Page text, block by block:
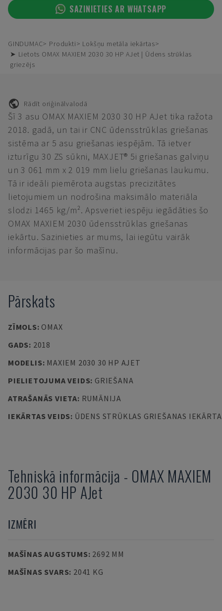
SAZINIETIES AR WHATSAPP
GINDUMAC Produkti
Lokšņu metāla iekārtas
➤ Lietots OMAX MAXIEM 2030 30 HP AJet | Ūdens strūklas
griezējs
Rādīt oriģinālvalodā
Šī 3 asu OMAX MAXIEM 2030 30 HP AJet tika ražota
2018. gadā, un tai ir CNC ūdensstrūklas griešanas
sistēma ar 5 asu griešanas iespējām. Tā ietver
izturīgu 30 ZS sūkni, MAXJET® 5i griešanas galviņu
un 3 061 mm x 2 019 mm lielu griešanas laukumu.
Tā ir ideāli piemērota augstas precizitātes
lietojumiem un nodrošina maksimālo materiāla
slodzi 1465 kg/m². Apsveriet iespēju iegādāties šo
OMAX MAXIEM 2030 ūdensstrūklas griešanas
iekārtu. Sazinieties ar mums, lai iegūtu vairāk
informācijas par šo mašīnu.
Pārskats
ZĪMOLS: OMAX
GADS: 2018
MODELIS: MAXIEM 2030 30 HP AJET
PIELIETOJUMA VEIDS: GRIEŠANA
ATRAŠANĀS VIETA: RUMĀNIJA
IEKĀRTAS VEIDS: ŪDENS STRŪKLAS GRIEŠANAS IEKĀRTA
Tehniskā informācija - OMAX MAXIEM
2030 30 HP AJet
IZMĒRI
MAŠĪNAS AUGSTUMS: 2692 MM
MAŠĪNAS SVARS: 2041 KG